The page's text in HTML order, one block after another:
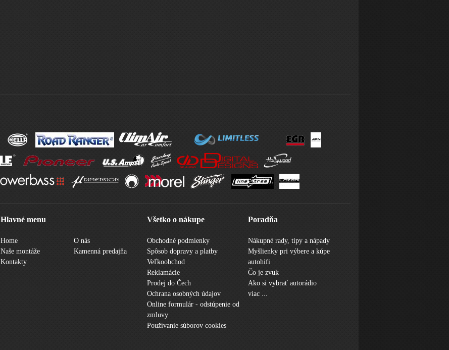
Hlavné menu
Home
O nás
Naše montáže
Kamenná predajňa
Kontakty
Všetko o nákupe
Obchodné podmienky
Spôsob dopravy a platby
Veľkoobchod
Reklamácie
Prodej do Čech
Ochrana osobných údajov
Online formulár - odstúpenie od
zmluvy
Používanie súborov cookies
Poradňa
Nákupné rady, tipy a nápady
Myšlienky pri výbere a kúpe
autohifi
Čo je zvuk
Ako si vybrať autorádio
viac ...